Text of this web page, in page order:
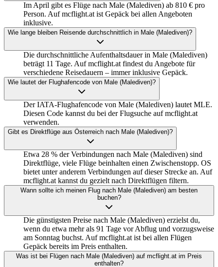
Im April gibt es Flüge nach Male (Malediven) ab 810 € pro
Person. Auf mcflight.at ist Gepäck bei allen Angeboten
inklusive.
Wie lange bleiben Reisende durchschnittlich in Male (Malediven)?
Die durchschnittliche Aufenthaltsdauer in Male (Malediven)
beträgt 11 Tage. Auf mcflight.at findest du Angebote für
verschiedene Reisedauern – immer inklusive Gepäck.
Wie lautet der Flughafencode von Male (Malediven)?
Der IATA-Flughafencode von Male (Malediven) lautet MLE.
Diesen Code kannst du bei der Flugsuche auf mcflight.at
verwenden.
Gibt es Direktflüge aus Österreich nach Male (Malediven)?
Etwa 28 % der Verbindungen nach Male (Malediven) sind
Direktflüge, viele Flüge beinhalten einen Zwischenstopp. OS
bietet unter anderem Verbindungen auf dieser Strecke an. Auf
mcflight.at kannst du gezielt nach Direktflügen filtern.
Wann sollte ich meinen Flug nach Male (Malediven) am besten
buchen?
Die günstigsten Preise nach Male (Malediven) erzielst du,
wenn du etwa mehr als 91 Tage vor Abflug und vorzugsweise
am Sonntag buchst. Auf mcflight.at ist bei allen Flügen
Gepäck bereits im Preis enthalten.
Was ist bei Flügen nach Male (Malediven) auf mcflight.at im Preis
enthalten?